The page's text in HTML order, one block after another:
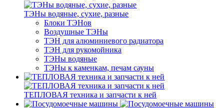
ТЭНы водяные, сухие, разные
Блоки ТЭНов
Воздушные ТЭНы
ТЭН для алюминиевого радиатора
ТЭН для рукомойника
ТЭНы водяные
ТЭНы к каменкам, печам сауны
ТЕПЛОВАЯ техника и запчасти к ней